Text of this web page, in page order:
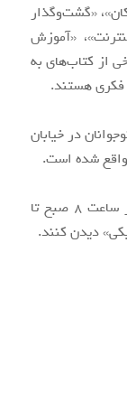
«گشت‌وگذار
«آموزش
از کتاب‌های به
فکری هستند.
در خیابان
بنا بر اعلام، علاقه‌مندان در روزهای اداری از ساعت ۸ صبح تا